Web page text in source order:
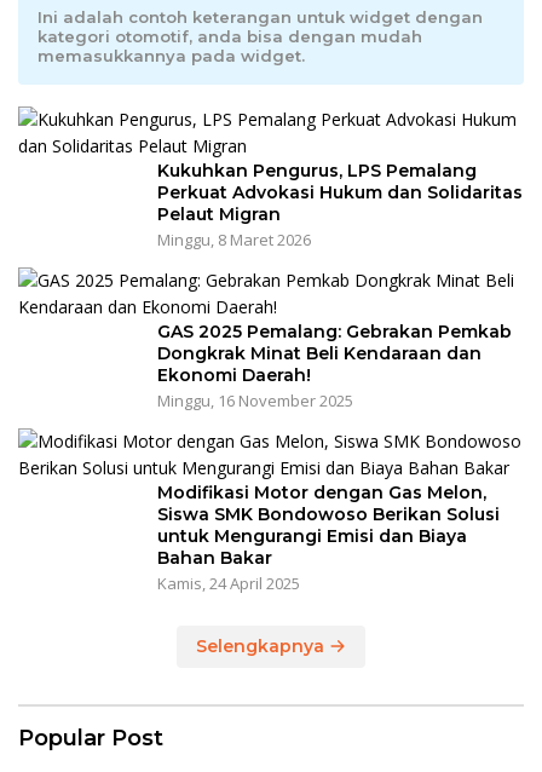
Ini adalah contoh keterangan untuk widget dengan
kategori otomotif, anda bisa dengan mudah
memasukkannya pada widget.
Kukuhkan Pengurus, LPS Pemalang
Perkuat Advokasi Hukum dan Solidaritas
Pelaut Migran
Minggu, 8 Maret 2026
GAS 2025 Pemalang: Gebrakan Pemkab
Dongkrak Minat Beli Kendaraan dan
Ekonomi Daerah!
Minggu, 16 November 2025
Modifikasi Motor dengan Gas Melon,
Siswa SMK Bondowoso Berikan Solusi
untuk Mengurangi Emisi dan Biaya
Bahan Bakar
Kamis, 24 April 2025
Selengkapnya
Popular Post